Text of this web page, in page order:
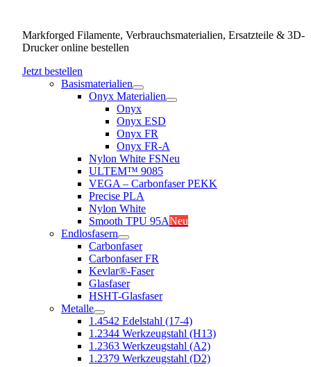
Markforged Filamente, Verbrauchsmaterialien, Ersatzteile & 3D-
Drucker online bestellen
Jetzt bestellen
Basismaterialien
Onyx Materialien
Onyx
Onyx ESD
Onyx FR
Onyx FR-A
Nylon White FSNeu
ULTEM™ 9085
VEGA – Carbonfaser PEKK
Precise PLA
Nylon White
Smooth TPU 95ANeu
Endlosfasern
Carbonfaser
Carbonfaser FR
Kevlar®-Faser
Glasfaser
HSHT-Glasfaser
Metalle
1.4542 Edelstahl (17-4)
1.2344 Werkzeugstahl (H13)
1.2363 Werkzeugstahl (A2)
1.2379 Werkzeugstahl (D2)